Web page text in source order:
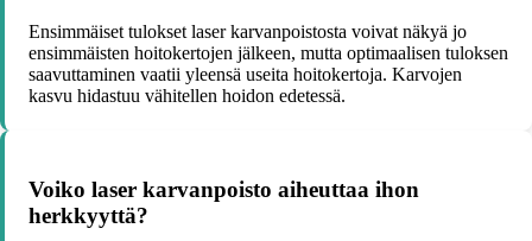
Ensimmäiset tulokset laser karvanpoistosta voivat näkyä jo
ensimmäisten hoitokertojen jälkeen, mutta optimaalisen tuloksen
saavuttaminen vaatii yleensä useita hoitokertoja. Karvojen
kasvu hidastuu vähitellen hoidon edetessä.
Voiko laser karvanpoisto aiheuttaa ihon
herkkyyttä?